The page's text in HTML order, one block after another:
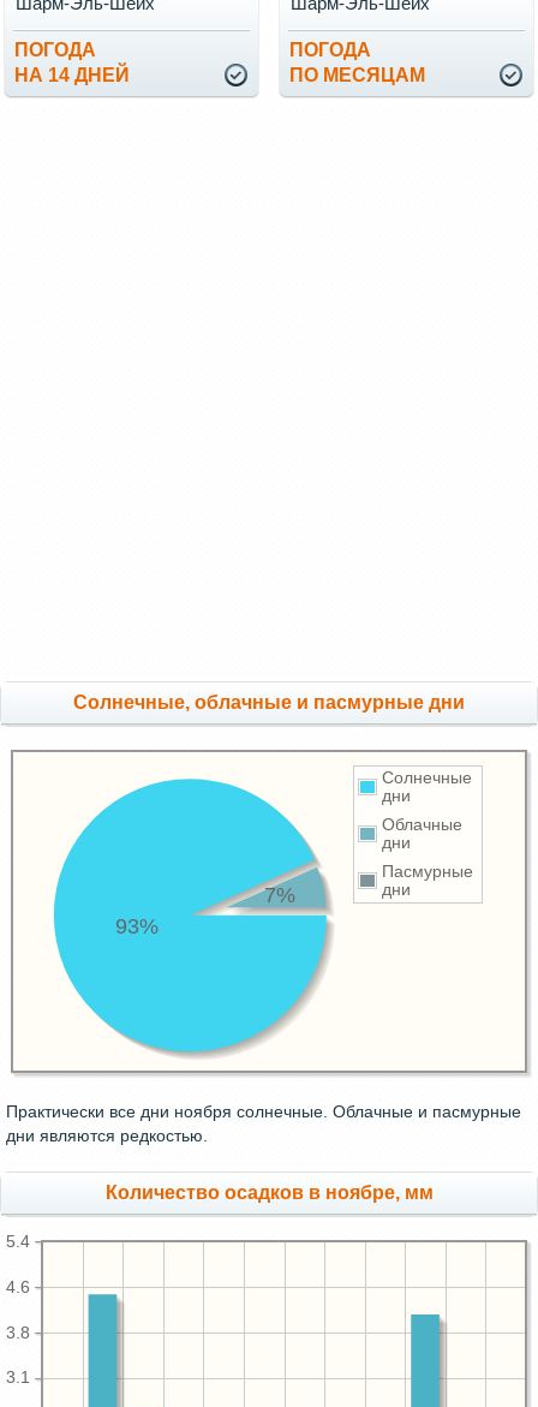
ПОГОДА
НА 14 ДНЕЙ
ПОГОДА
ПО МЕСЯЦАМ
Cолнечные, облачные и пасмурные дни
Солнечные
дни
Облачные
дни
Пасмурные
дни
93%
7%
Практически все дни ноября солнечные. Облачные и пасмурные
дни являются редкостью.
Количество осадков в ноябре, мм
3.1
3.8
4.6
5.4